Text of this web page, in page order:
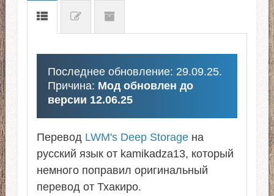
Последнее обновление: 29.09.25.
Причина: Мод обновлен до
версии 12.06.25
Перевод LWM's Deep Storageна
русский язык от kamikadza13, который
немного поправил оригинальный
перевод от Тхакиро.